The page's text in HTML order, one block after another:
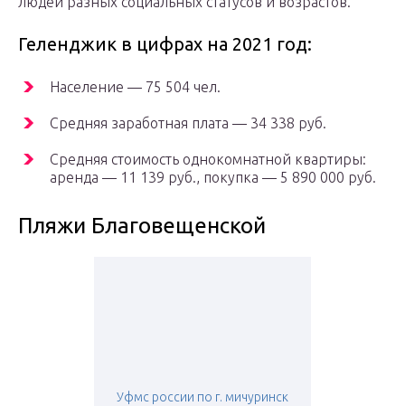
Геленджик в цифрах на 2021 год:
Население — 75 504 чел.
Средняя заработная плата — 34 338 руб.
Средняя стоимость однокомнатной квартиры:
аренда — 11 139 руб., покупка — 5 890 000 руб.
Пляжи Благовещенской
Уфмс россии по г. мичуринск